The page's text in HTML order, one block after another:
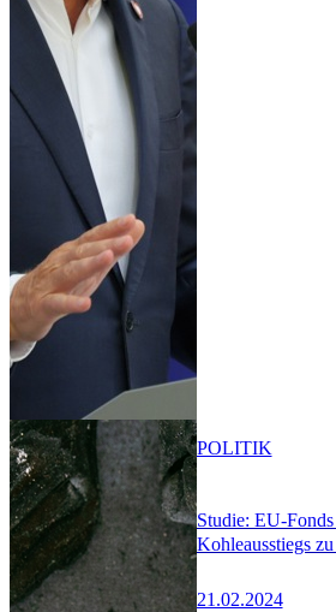
Studie: EU-
Kohleausstiegs
21.02.2024
POLITIK